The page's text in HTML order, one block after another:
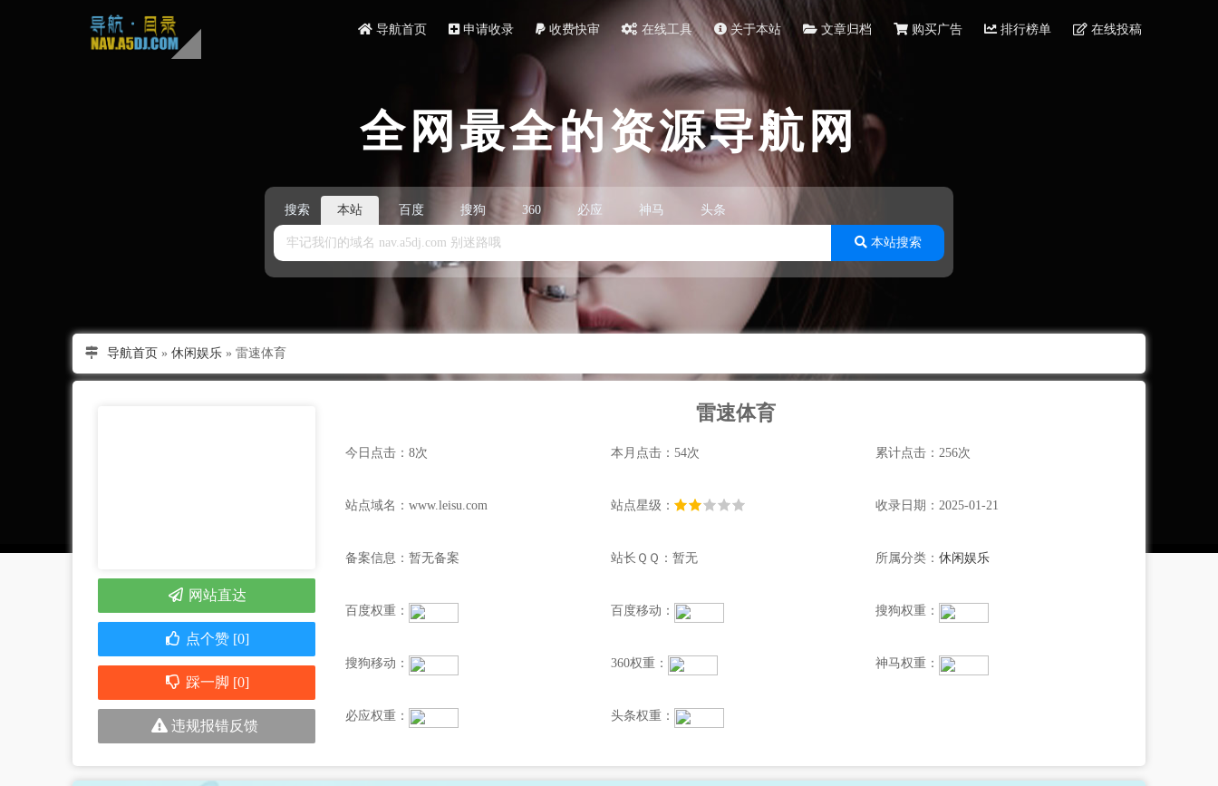
导航首页 申请收录 收费快审 在线工具 关于本站 文章归档 购买广告 排行榜单 在线投稿
全网最全的资源导航网
搜索 本站 百度 搜狗 360 必应 神马 头条
本站搜索
导航首页 » 休闲娱乐» 雷速体育
雷速体育
今日点击：8次 本月点击：54次 累计点击：256次
站点域名：www.leisu.com 站点星级： 收录日期：2025-01-21
备案信息：暂无备案 站长ＱＱ：暂无 所属分类：休闲娱乐
百度权重： 百度移动： 搜狗权重：
搜狗移动： 360权重： 神马权重：
必应权重： 头条权重：
网站直达
点个赞 [0]
踩一脚 [0]
违规报错反馈